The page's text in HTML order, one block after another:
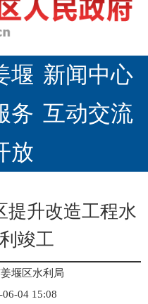
堰 新闻中心
务 互动交流
放
提升改造工程水
竣工
堰区水利局
04 15:08